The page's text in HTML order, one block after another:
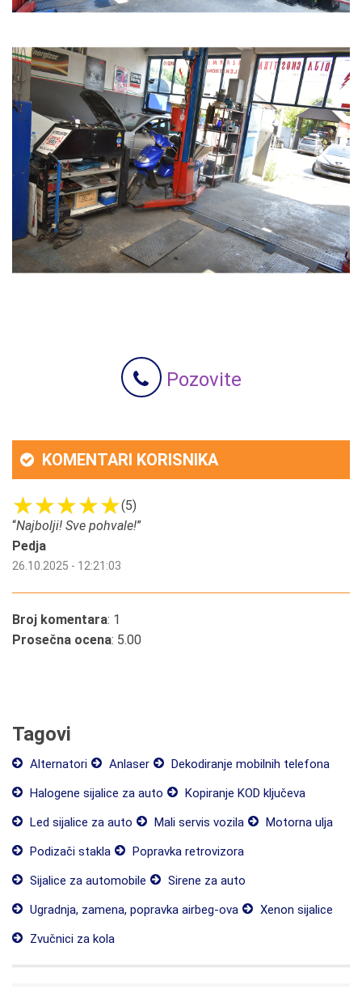
Pozovite
KOMENTARI KORISNIKA
(5)
“Najbolji! Sve pohvale!”
Pedja
26.10.2025 - 12:21:03
Broj komentara: 1
Prosečna ocena: 5.00
Tagovi
Alternatori Anlaser
Dekodiranje mobilnih telefona
Halogene sijalice za auto
Kopiranje KOD ključeva
Led sijalice za auto
Mali servis vozila
Motorna ulja
Podizači stakla
Popravka retrovizora
Sijalice za automobile
Sirene za auto
Ugradnja, zamena, popravka airbeg-ova
Xenon sijalice
Zvučnici za kola